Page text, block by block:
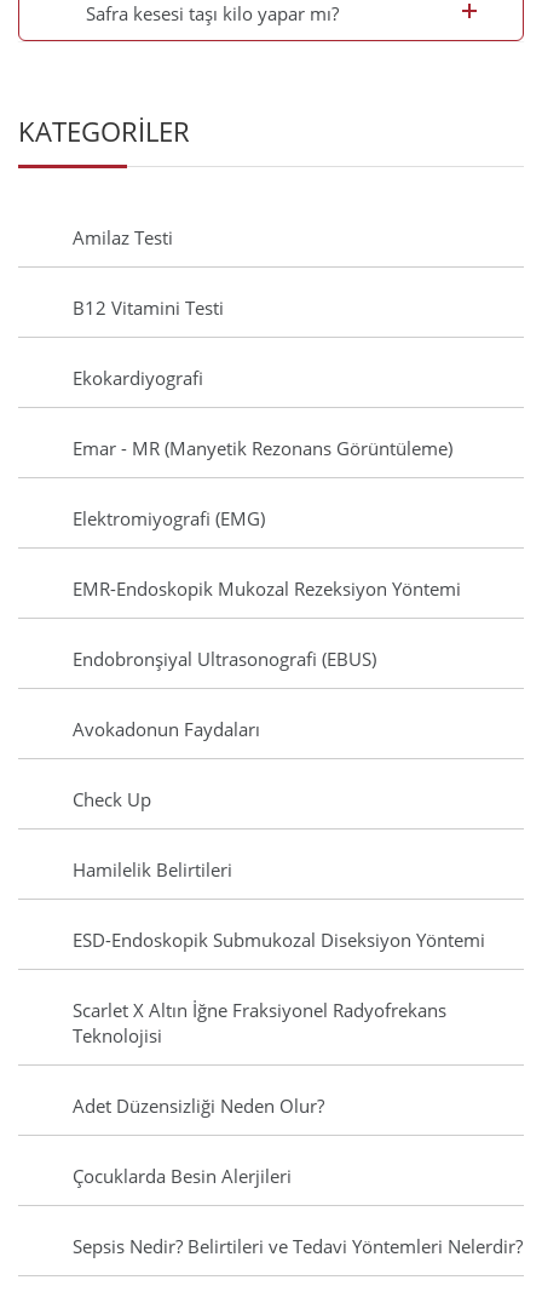
Safra kesesi taşı kilo yapar mı?
KATEGORİLER
Amilaz Testi
B12 Vitamini Testi
Ekokardiyografi
Emar - MR (Manyetik Rezonans Görüntüleme)
Elektromiyografi (EMG)
EMR-Endoskopik Mukozal Rezeksiyon Yöntemi
Endobronşiyal Ultrasonografi (EBUS)
Avokadonun Faydaları
Check Up
Hamilelik Belirtileri
ESD-Endoskopik Submukozal Diseksiyon Yöntemi
Scarlet X Altın İğne Fraksiyonel Radyofrekans
Teknolojisi
Adet Düzensizliği Neden Olur?
Çocuklarda Besin Alerjileri
Sepsis Nedir? Belirtileri ve Tedavi Yöntemleri Nelerdir?